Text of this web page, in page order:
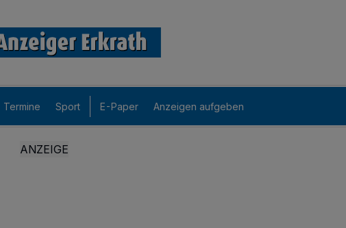
Termine Sport E-Paper Anzeigen aufgeben